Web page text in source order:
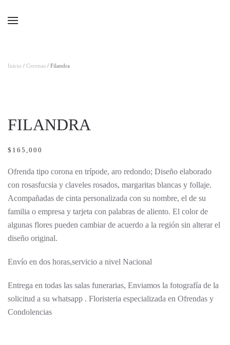
Inicio / Coronas / Filandra
FILANDRA
$ 165,000
Ofrenda tipo corona en trípode, aro redondo; Diseño elaborado
con rosasfucsia y claveles rosados, margaritas blancas y follaje.
Acompañadas de cinta personalizada con su nombre, el de su
familia o empresa y tarjeta con palabras de aliento. El color de
algunas flores pueden cambiar de acuerdo a la región sin alterar el
diseño original.
Envío en dos horas,servicio a nivel Nacional
Entrega en todas las salas funerarias, Enviamos la fotografía de la
solicitud a su whatsapp . Floristeria especializada en Ofrendas y
Condolencias